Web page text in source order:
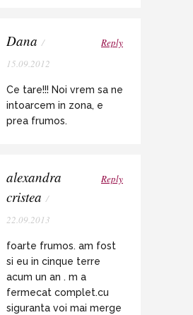
Dana /
15.09.2012
Reply
Ce tare!!! Noi vrem sa ne
intoarcem in zona, e
prea frumos.
alexandra
cristea /
22.09.2013
Reply
foarte frumos. am fost
si eu in cinque terre
acum un an . m a
fermecat complet.cu
siguranta voi mai merge